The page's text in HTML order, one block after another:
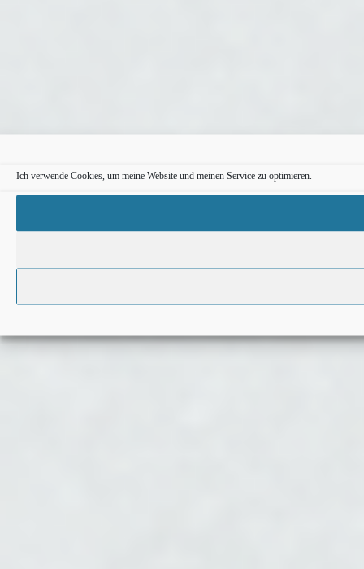
Ich verwende Cookies, um meine Website und meinen Service zu optimieren.